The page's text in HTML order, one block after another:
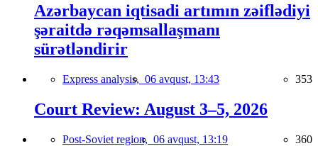
Azərbaycan iqtisadi artımın zəiflədiyi
şəraitdə rəqəmsallaşmanı
sürətləndirir
Express analysis, 06 avqust, 13:43 353
Court Review: August 3–5, 2026
Post-Soviet region, 06 avqust, 13:19 360